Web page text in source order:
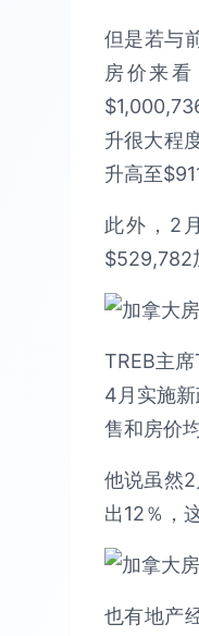
但是若与
房价来
升很大程
升高至
此外，2
$529,782
TREB主
4月实施
售和房价
他说虽然
出12％，
也有地产